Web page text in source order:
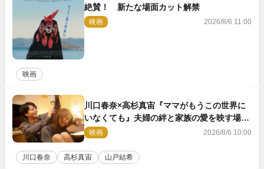
絶賛！ 新たな場面カット解禁
映画 2026/8/6 11:00
映画
川口春奈×高杉真宙『ママがもうこの世界に
いなくても』夫婦の絆と家族の愛を映す場面
写真公開
映画 2026/8/6 10:00
川口春奈 高杉真宙 山戸結希